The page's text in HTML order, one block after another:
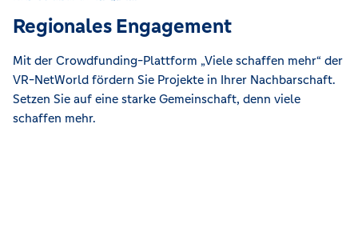
Regionales Engagement
Mit der Crowdfunding-Plattform „Viele schaffen mehr“ der
VR-NetWorld fördern Sie Projekte in Ihrer Nachbarschaft.
Setzen Sie auf eine starke Gemeinschaft, denn viele
schaffen mehr.